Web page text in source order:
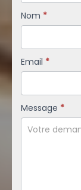
Nom *
Email *
Message *